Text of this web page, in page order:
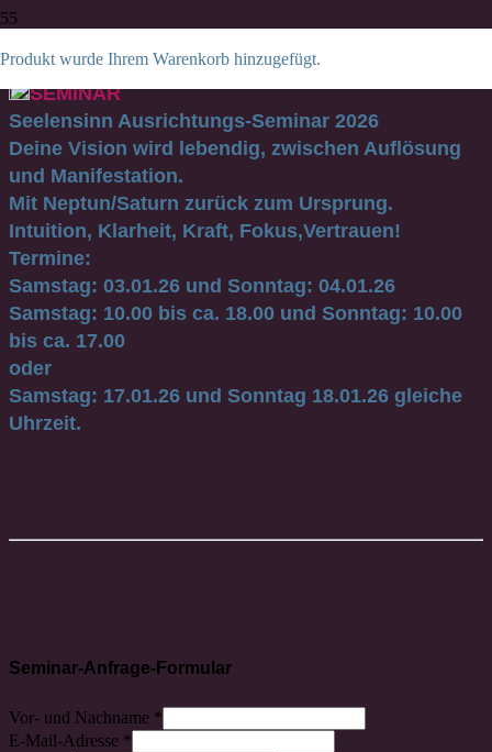
Produkt wurde Ihrem Warenkorb hinzugefügt.
SEMINAR
Seelensinn Ausrichtungs-Seminar 2026
Deine Vision wird lebendig, zwischen Auflösung
und Manifestation.
Mit Neptun/Saturn zurück zum Ursprung.
Intuition, Klarheit, Kraft, Fokus,Vertrauen!
Termine:
Samstag: 03.01.26 und Sonntag: 04.01.26
Samstag: 10.00 bis ca. 18.00 und Sonntag: 10.00
bis ca. 17.00
oder
Samstag: 17.01.26 und Sonntag 18.01.26 gleiche
Uhrzeit.
Seminar-Anfrage-Formular
Vor- und Nachname *
E-Mail-Adresse *